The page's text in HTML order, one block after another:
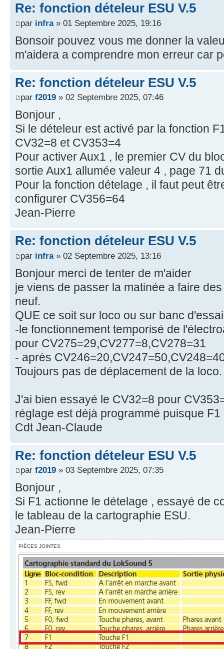
Re: fonction dételeur ESU V.5
par infra» 01 Septembre 2025, 19:16
Bonsoir pouvez vous me donner la
m'aidera a comprendre mon erreur car
Re: fonction dételeur ESU V.5
par f2019 » 02 Septembre 2025, 07:46
Bonjour ,
Si le dételeur est activé par la fonction
CV32=8 et CV353=4
Pour activer Aux1 , le premier CV du
sortie Aux1 allumée valeur 4 , page 71
Pour la fonction dételage , il faut peut
configurer CV356=64
Jean-Pierre
Re: fonction dételeur ESU V.5
par infra» 02 Septembre 2025, 13:16
Bonjour merci de tenter de m'aider
je viens de passer la matinée a faire
neuf.
QUE ce soit sur loco ou sur banc
-le fonctionnement temporisé de
pour CV275=29,CV277=8,CV278=31
- après
Toujours pas de déplacement de la loco.
J'ai bien essayé le CV32=8 pour
réglage est déjà programmé puisque
Cdt Jean-Claude
Re: fonction dételeur ESU V.5
par f2019 » 03 Septembre 2025, 07:35
Bonjour ,
Si F1 actionne le dételage , essayé de
le tableau de la cartographie ESU.
Jean-Pierre
PIÈCES JOINTES